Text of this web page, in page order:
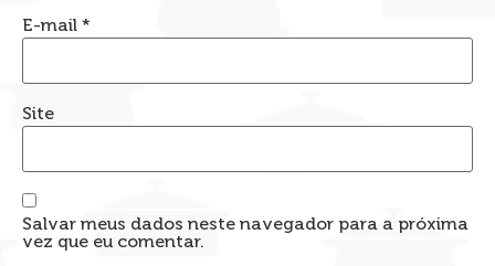
E-mail *
Site
Salvar meus dados neste navegador para a próxima
vez que eu comentar.